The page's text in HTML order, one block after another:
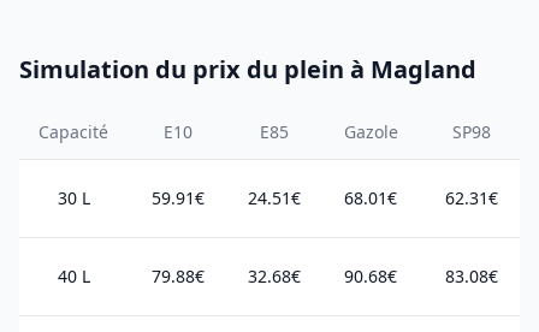
Simulation du prix du plein à Magland
Capacité E10 E85 Gazole SP98
30 L 59.91€ 24.51€ 68.01€ 62.31€
40 L 79.88€ 32.68€ 90.68€ 83.08€